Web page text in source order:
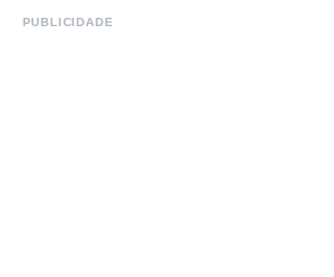
PUBLICIDADE